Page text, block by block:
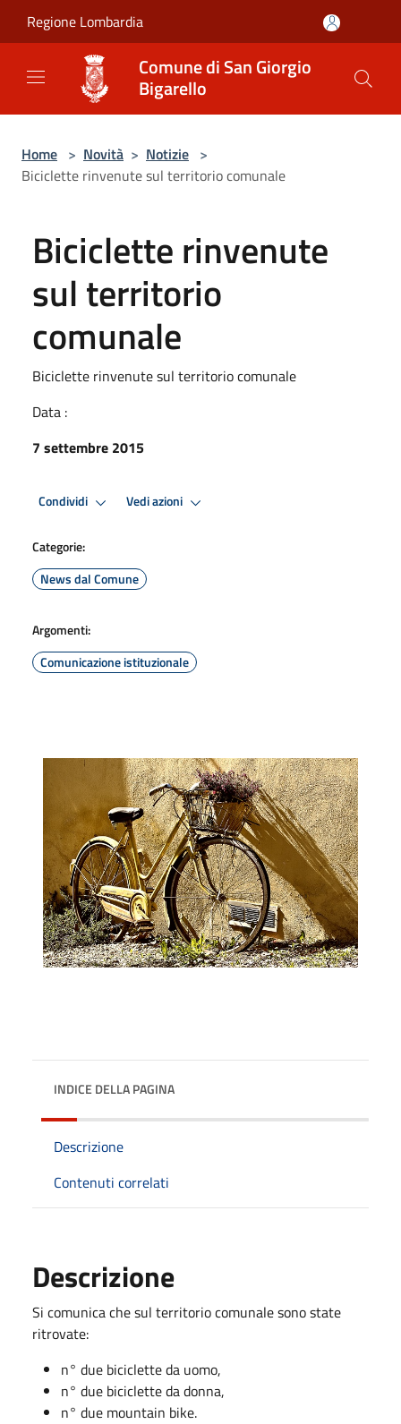
Regione Lombardia
Comune di San Giorgio
Bigarello
Home > Novità > Notizie >
Biciclette rinvenute sul territorio comunale
Biciclette rinvenute
sul territorio
comunale
Biciclette rinvenute sul territorio comunale
Data :
7 settembre 2015
Condividi Vedi azioni
Categorie:
News dal Comune
Argomenti:
Comunicazione istituzionale
INDICE DELLA PAGINA
Descrizione
Contenuti correlati
Descrizione
Si comunica che sul territorio comunale sono state
ritrovate:
n° due biciclette da uomo,
n° due biciclette da donna,
n° due mountain bike.